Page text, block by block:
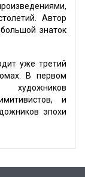
Автор
знаток
уже третий
В первом
и
эпохи